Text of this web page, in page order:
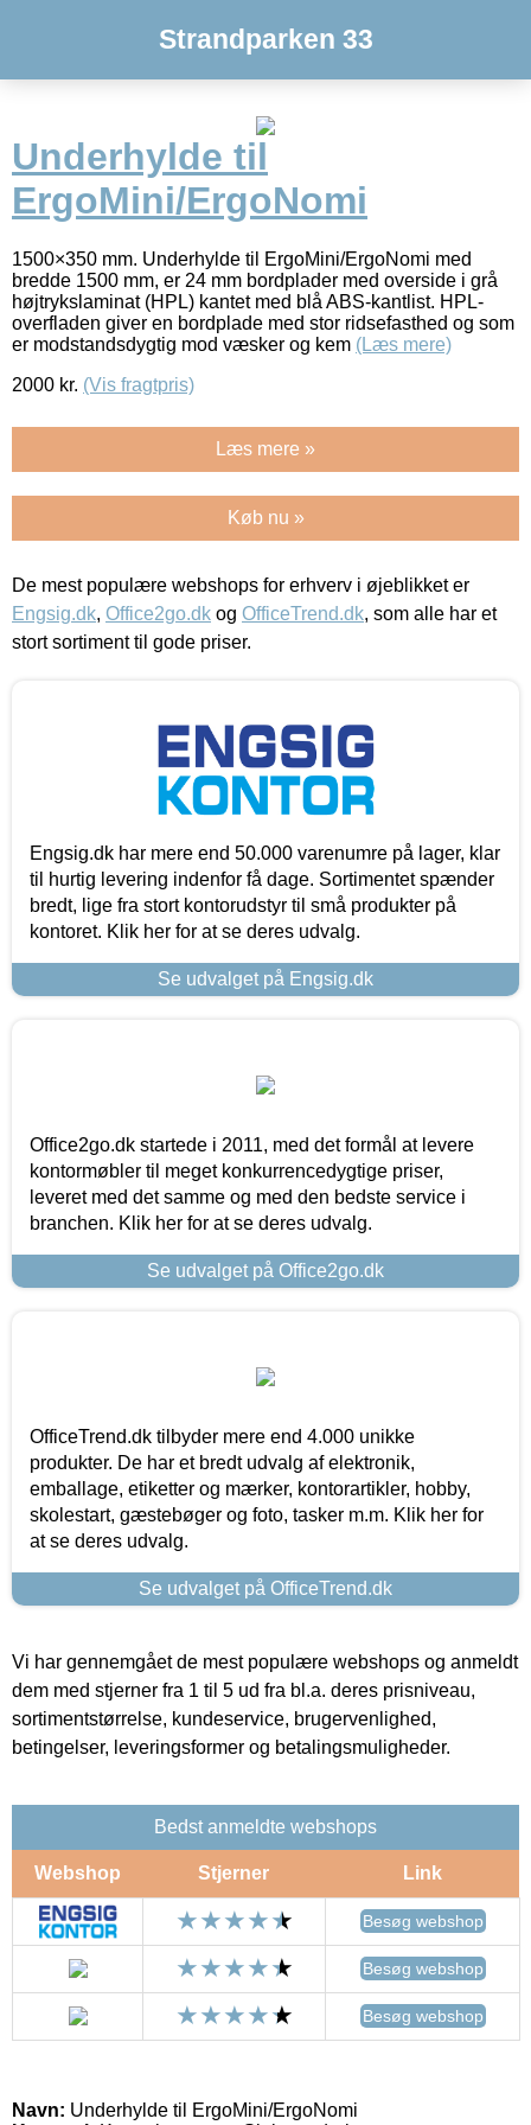
Strandparken 33
Underhylde til
ErgoMini/ErgoNomi
1500×350 mm. Underhylde til ErgoMini/ErgoNomi med
bredde 1500 mm, er 24 mm bordplader med overside i grå
højtrykslaminat (HPL) kantet med blå ABS-kantlist. HPL-
overfladen giver en bordplade med stor ridsefasthed og som
er modstandsdygtig mod væsker og kem (Læs mere)
2000 kr. (Vis fragtpris)
Læs mere »
Køb nu »
De mest populære webshops for erhverv i øjeblikket er
Engsig.dk, Office2go.dk og OfficeTrend.dk, som alle har et
stort sortiment til gode priser.
Engsig.dk har mere end 50.000 varenumre på lager, klar
til hurtig levering indenfor få dage. Sortimentet spænder
bredt, lige fra stort kontorudstyr til små produkter på
kontoret. Klik her for at se deres udvalg.
Se udvalget på Engsig.dk
Office2go.dk startede i 2011, med det formål at levere
kontormøbler til meget konkurrencedygtige priser,
leveret med det samme og med den bedste service i
branchen. Klik her for at se deres udvalg.
Se udvalget på Office2go.dk
OfficeTrend.dk tilbyder mere end 4.000 unikke
produkter. De har et bredt udvalg af elektronik,
emballage, etiketter og mærker, kontorartikler, hobby,
skolestart, gæstebøger og foto, tasker m.m. Klik her for
at se deres udvalg.
Se udvalget på OfficeTrend.dk
Vi har gennemgået de mest populære webshops og anmeldt
dem med stjerner fra 1 til 5 ud fra bl.a. deres prisniveau,
sortimentstørrelse, kundeservice, brugervenlighed,
betingelser, leveringsformer og betalingsmuligheder.
Bedst anmeldte webshops
Webshop Stjerner Link
Besøg webshop
Besøg webshop
Besøg webshop
Navn: Underhylde til ErgoMini/ErgoNomi